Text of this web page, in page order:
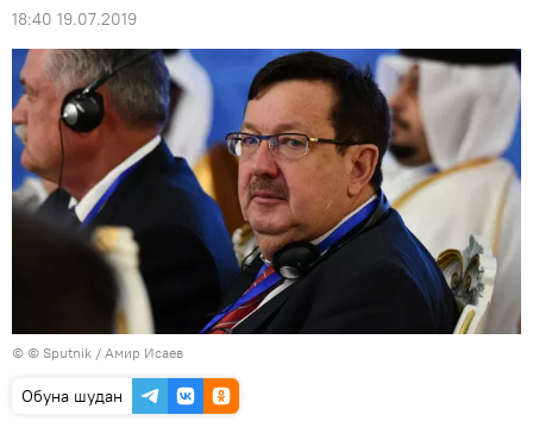
18:40 19.07.2019
© © Sputnik / Амир Исаев
Обуна шудан